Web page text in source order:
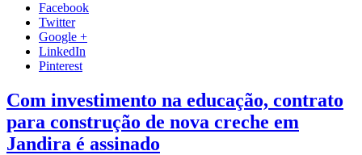
Facebook
Twitter
Google +
LinkedIn
Pinterest
Com investimento na educação, contrato
para construção de nova creche em
Jandira é assinado